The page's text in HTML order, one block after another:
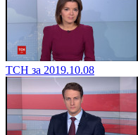
ТСН за 2019.10.08